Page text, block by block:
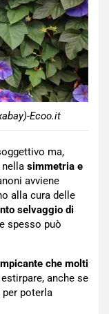
Ecoo.it
ma,
nella simmetria e
avviene
alla cura delle
selvaggio di
spesso può
che molti
anche se
poterla